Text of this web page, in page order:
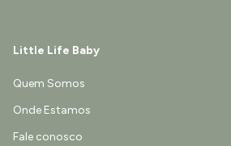
Little Life Baby
Quem Somos
Onde Estamos
Fale conosco